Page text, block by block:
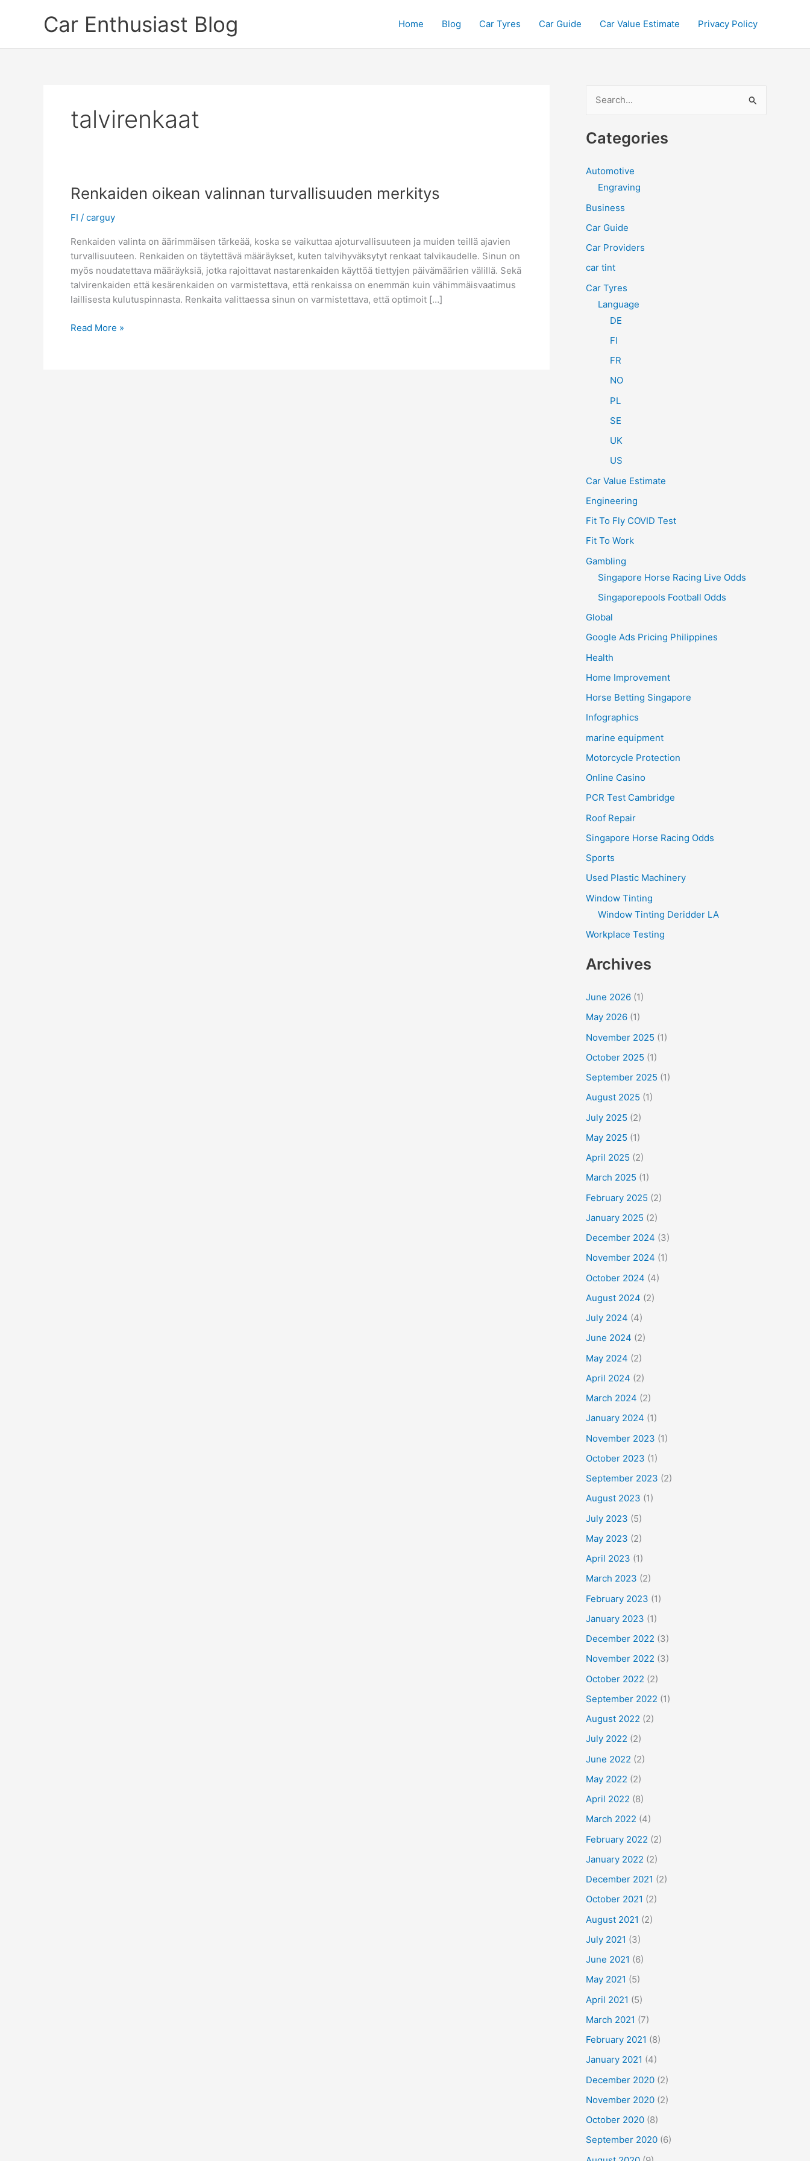
Car Enthusiast Blog Home Blog Car Tyres Car Guide Car Value Estimate Privacy Policy
talvirenkaat
Renkaiden oikean valinnan turvallisuuden merkitys
FI / carguy
Renkaiden valinta on äärimmäisen tärkeää, koska se vaikuttaa ajoturvallisuuteen ja muiden teillä ajavien
turvallisuuteen. Renkaiden on täytettävä määräykset, kuten talvihyväksytyt renkaat talvikaudelle. Sinun on
myös noudatettava määräyksiä, jotka rajoittavat nastarenkaiden käyttöä tiettyjen päivämäärien välillä. Sekä
talvirenkaiden että kesärenkaiden on varmistettava, että renkaissa on enemmän kuin vähimmäisvaatimus
laillisesta kulutuspinnasta. Renkaita valittaessa sinun on varmistettava, että optimoit […]
Renkaiden
Read More »
a
c
f
Categories
Automotive
Engraving
Business
Car Guide
Car Providers
car tint
Car Tyres
Language
DE
FI
FR
NO
PL
SE
UK
US
Car Value Estimate
Engineering
Fit To Fly COVID Test
Fit To Work
Gambling
Singapore Horse Racing Live Odds
Singaporepools Football Odds
Global
Google Ads Pricing Philippines
Health
Home Improvement
Horse Betting Singapore
Infographics
marine equipment
Motorcycle Protection
Online Casino
PCR Test Cambridge
Roof Repair
Singapore Horse Racing Odds
Sports
Used Plastic Machinery
Window Tinting
Window Tinting Deridder LA
Workplace Testing
Archives
June 2026 (1)
May 2026 (1)
November 2025 (1)
October 2025 (1)
September 2025 (1)
August 2025 (1)
July 2025 (2)
May 2025 (1)
April 2025 (2)
March 2025 (1)
February 2025 (2)
January 2025 (2)
December 2024 (3)
November 2024 (1)
October 2024 (4)
August 2024 (2)
July 2024 (4)
June 2024 (2)
May 2024 (2)
April 2024 (2)
March 2024 (2)
January 2024 (1)
November 2023 (1)
October 2023 (1)
September 2023 (2)
August 2023 (1)
July 2023 (5)
May 2023 (2)
April 2023 (1)
March 2023 (2)
February 2023 (1)
January 2023 (1)
December 2022 (3)
November 2022 (3)
October 2022 (2)
September 2022 (1)
August 2022 (2)
July 2022 (2)
June 2022 (2)
May 2022 (2)
April 2022 (8)
March 2022 (4)
February 2022 (2)
January 2022 (2)
December 2021 (2)
October 2021 (2)
August 2021 (2)
July 2021 (3)
June 2021 (6)
May 2021 (5)
April 2021 (5)
March 2021 (7)
February 2021 (8)
January 2021 (4)
December 2020 (2)
November 2020 (2)
October 2020 (8)
September 2020 (6)